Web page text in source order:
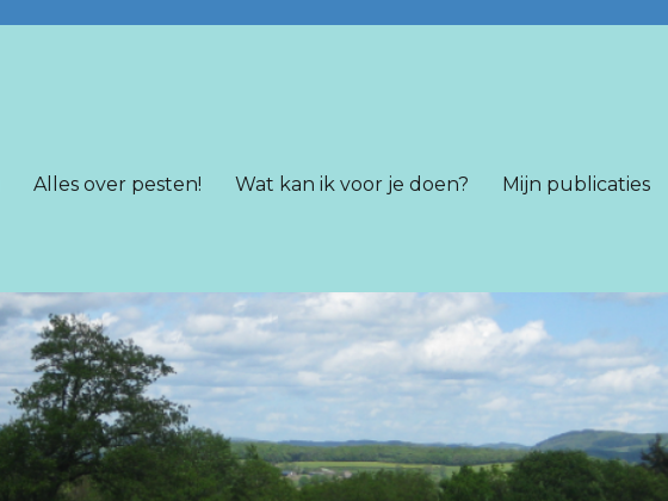
Alles over pesten! Wat kan ik voor je doen? Mijn publicaties